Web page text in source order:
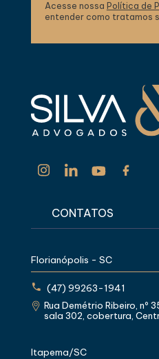
Acesse nossa Política de
entender como tratamos
CONTATOS
Florianópolis - SC
(47) 99263-1941
Rua Demétrio Ribeiro, nº
sala 302, cobertura,
Itapema/SC